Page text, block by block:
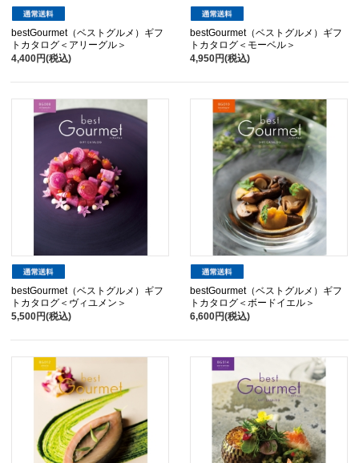
bestGourmet（ベストグルメ）ギフ
トカタログ＜アリーグル＞
4,400円(税込)
bestGourmet（ベストグルメ）ギフ
トカタログ＜モーベル＞
4,950円(税込)
bestGourmet（ベストグルメ）ギフ
トカタログ＜ヴィユメン＞
5,500円(税込)
bestGourmet（ベストグルメ）ギフ
トカタログ＜ボードイエル＞
6,600円(税込)